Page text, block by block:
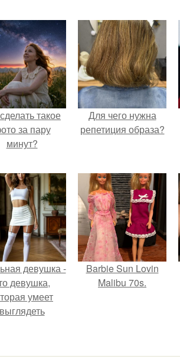
такое
за пару
минут?
Для чего нужна
репетиция образа?
девушка -
девушка,
умеет
выглядеть
ситуации.
Barbie Sun Lovin
Malibu 70s.